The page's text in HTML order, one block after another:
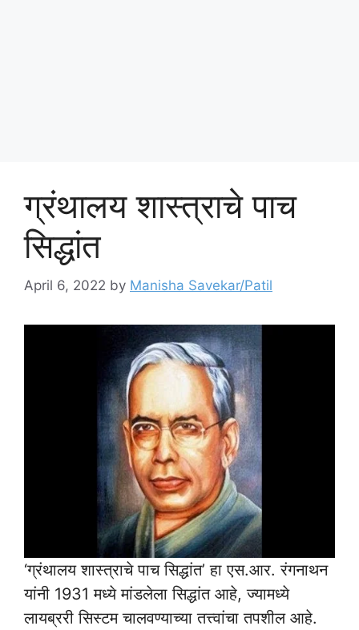
ग्रंथालय शास्त्राचे पाच
सिद्धांत
April 6, 2022 by Manisha Savekar/Patil
‘ग्रंथालय शास्त्राचे पाच सिद्धांत’ हा एस.आर. रंगनाथन
यांनी 1931 मध्ये मांडलेला सिद्धांत आहे, ज्यामध्ये
लायब्ररी सिस्टम चालवण्याच्या तत्त्वांचा तपशील आहे.